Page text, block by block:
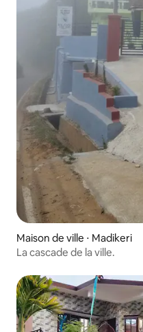
Maison de ville ⋅ Madikeri
La cascade de la ville.